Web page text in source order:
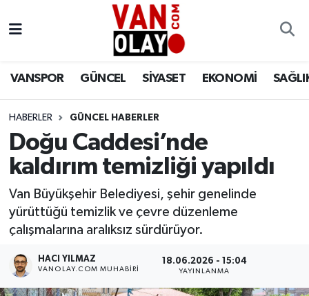
VANSPOR GÜNCEL SİYASET EKONOMİ
HABERLER GÜNCEL HABERLER
Doğu Caddesi’nde
kaldırım temizliği yapıldı
Van Büyükşehir Belediyesi, şehir genelinde
yürüttüğü temizlik ve çevre düzenleme
çalışmalarına aralıksız sürdürüyor.
HACI YILMAZ
VANOLAY.COM MUHABIRI
18.06.2026 - 15:04
YAYINLANMA
Siyaset
Ekonomi
Sağlık
Eğitim
Bilim & Teknoloji
Van Nöbetçi Eczaneler
Van Namaz Vakitleri
Van Trafik Yoğunluk Haritası
Süper Lig Puan Durumu ve Fikstür
Tüm Manşetler
Son Dakika Haberleri